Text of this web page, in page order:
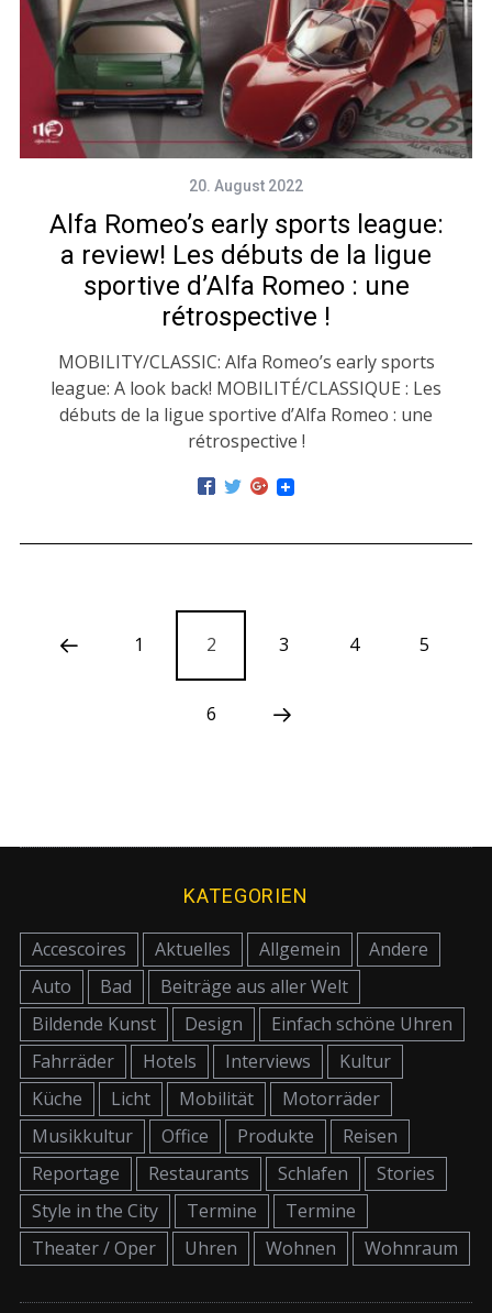
20. August 2022
Alfa Romeo’s early sports league:
a review! Les débuts de la ligue
sportive d’Alfa Romeo : une
rétrospective !
MOBILITY/CLASSIC: Alfa Romeo’s early sports
league: A look back! MOBILITÉ/CLASSIQUE : Les
débuts de la ligue sportive d’Alfa Romeo : une
rétrospective !
1 2 3 4 5
6
KATEGORIEN
Accescoires Aktuelles Allgemein
Andere
Auto
Bad
Beiträge aus aller Welt
Bildende Kunst
Design
Einfach schöne Uhren
Fahrräder
Hotels Interviews
Kultur
Küche
Licht Mobilität
Motorräder
Musikkultur
Office Produkte
Reisen
Reportage
Restaurants Schlafen
Stories
Style in the City
Termine
Termine
Theater / Oper
Uhren Wohnen Wohnraum